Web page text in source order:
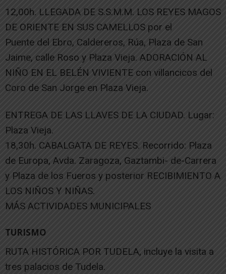
12,00h. LLEGADA DE S.S.M.M. LOS REYES MAGOS
DE ORIENTE EN SUS CAMELLOS por el
Puente del Ebro, Caldereros, Rúa, Plaza de San
Jaime, calle Roso y Plaza Vieja. ADORACIÓN AL
NIÑO EN EL BELÉN VIVIENTE con villancicos del
Coro de San Jorge en Plaza Vieja.
ENTREGA DE LAS LLAVES DE LA CIUDAD. Lugar:
Plaza Vieja.
18,30h. CABALGATA DE REYES. Recorrido: Plaza
de Europa, Avda. Zaragoza, Gaztambi- de-Carrera
y Plaza de los Fueros y posterior RECIBIMIENTO A
LOS NIÑOS Y NIÑAS.
MÁS ACTIVIDADES MUNICIPALES
TURISMO
RUTA HISTÓRICA POR TUDELA, incluye la visita a
tres palacios de Tudela.